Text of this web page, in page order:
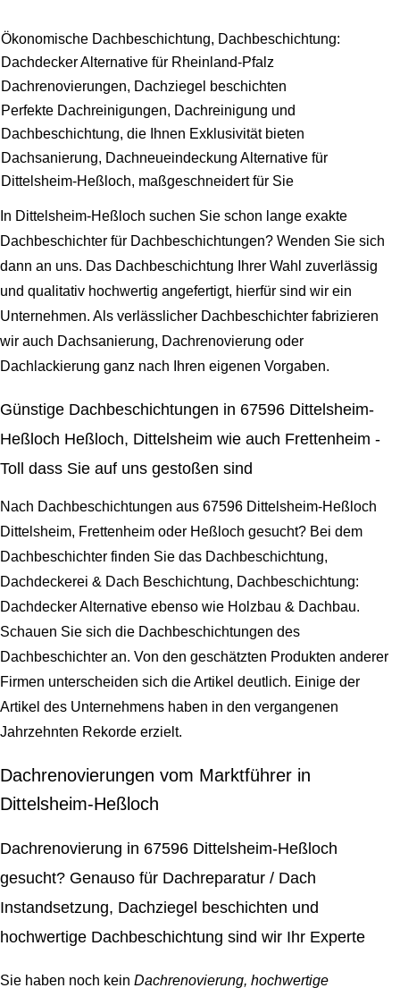
Ökonomische Dachbeschichtung, Dachbeschichtung:
Dachdecker Alternative für Rheinland-Pfalz
Dachrenovierungen, Dachziegel beschichten
Perfekte Dachreinigungen, Dachreinigung und
Dachbeschichtung, die Ihnen Exklusivität bieten
Dachsanierung, Dachneueindeckung Alternative für
Dittelsheim-Heßloch, maßgeschneidert für Sie
In Dittelsheim-Heßloch suchen Sie schon lange exakte
Dachbeschichter für Dachbeschichtungen? Wenden Sie sich
dann an uns. Das Dachbeschichtung Ihrer Wahl zuverlässig
und qualitativ hochwertig angefertigt, hierfür sind wir ein
Unternehmen. Als verlässlicher Dachbeschichter fabrizieren
wir auch Dachsanierung, Dachrenovierung oder
Dachlackierung ganz nach Ihren eigenen Vorgaben.
Günstige Dachbeschichtungen in 67596 Dittelsheim-
Heßloch Heßloch, Dittelsheim wie auch Frettenheim -
Toll dass Sie auf uns gestoßen sind
Nach Dachbeschichtungen aus 67596 Dittelsheim-Heßloch
Dittelsheim, Frettenheim oder Heßloch gesucht? Bei dem
Dachbeschichter finden Sie das Dachbeschichtung,
Dachdeckerei & Dach Beschichtung, Dachbeschichtung:
Dachdecker Alternative ebenso wie Holzbau & Dachbau.
Schauen Sie sich die Dachbeschichtungen des
Dachbeschichter an. Von den geschätzten Produkten anderer
Firmen unterscheiden sich die Artikel deutlich. Einige der
Artikel des Unternehmens haben in den vergangenen
Jahrzehnten Rekorde erzielt.
Dachrenovierungen vom Marktführer in
Dittelsheim-Heßloch
Dachrenovierung in 67596 Dittelsheim-Heßloch
gesucht? Genauso für Dachreparatur / Dach
Instandsetzung, Dachziegel beschichten und
hochwertige Dachbeschichtung sind wir Ihr Experte
Sie haben noch kein Dachrenovierung, hochwertige